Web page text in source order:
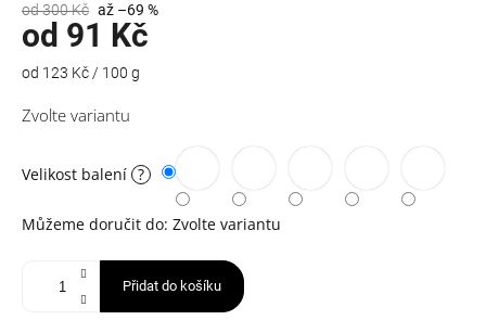
od 300 Kč až –69 %
od 91 Kč
Měrná
od 123 Kč / 100 g
Zvolte variantu
Velikost balení ?
Můžeme doručit do: Zvolte variantu
Přidat do košíku